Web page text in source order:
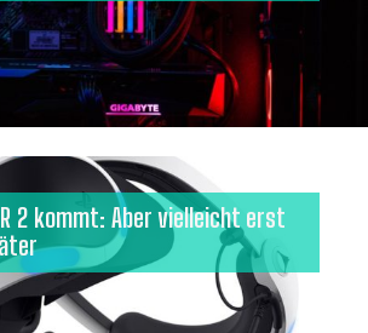
2 kommt: Aber vielleicht erst